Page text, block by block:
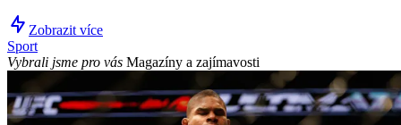
Zobrazit více
Sport
Vybrali jsme pro vás Magazíny a zajímavosti